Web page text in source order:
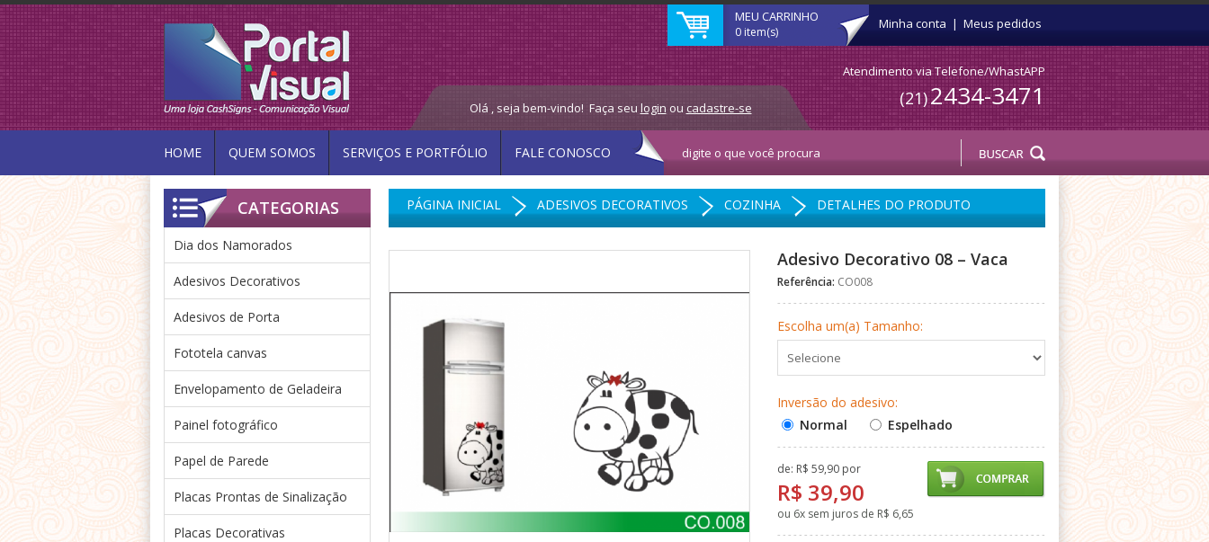
MEU CARRINHO
0 item(s)
Minha conta | Meus pedidos
Olá , seja bem-vindo! Faça seu login ou cadastre-se
Atendimento via Telefone/WhastAPP
(21)2434-3471
HOME QUEM SOMOS SERVIÇOS E PORTFÓLIO FALE CONOSCO
CATEGORIAS
Dia dos Namorados
Adesivos Decorativos
Adesivos de Porta
Fototela canvas
Envelopamento de Geladeira
Painel fotográfico
Papel de Parede
Placas Prontas de Sinalização
Placas Decorativas
PÁGINA INICIAL ADESIVOS DECORATIVOS COZINHA DETALHES DO PRODUTO
Adesivo Decorativo 08 – Vaca
Referência: CO008
Escolha um(a) Tamanho:
Inversão do adesivo:
Normal
Espelhado
de: R$ 59,90 por
R$ 39,90
ou 6x sem juros de R$ 6,65